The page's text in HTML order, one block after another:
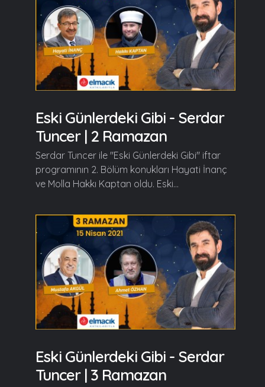
Eski Günlerdeki Gibi - Serdar
Tuncer | 2 Ramazan
Serdar Tuncer ile "Eski Günlerdeki Gibi" iftar
programının 2. Bölüm konukları Hayati İnanç
ve Molla Hakkı Kaptan oldu. Eski...
Eski Günlerdeki Gibi - Serdar
Tuncer | 3 Ramazan